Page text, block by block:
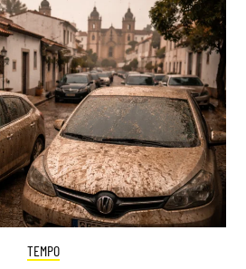
TEMPO